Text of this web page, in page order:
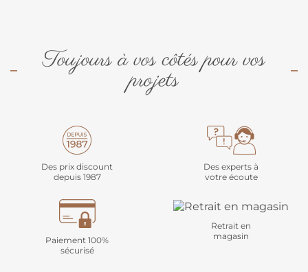
Toujours à vos côtés pour vos
projets
Des prix discount
depuis 1987
Des experts à
votre écoute
Paiement 100%
sécurisé
Retrait en
magasin